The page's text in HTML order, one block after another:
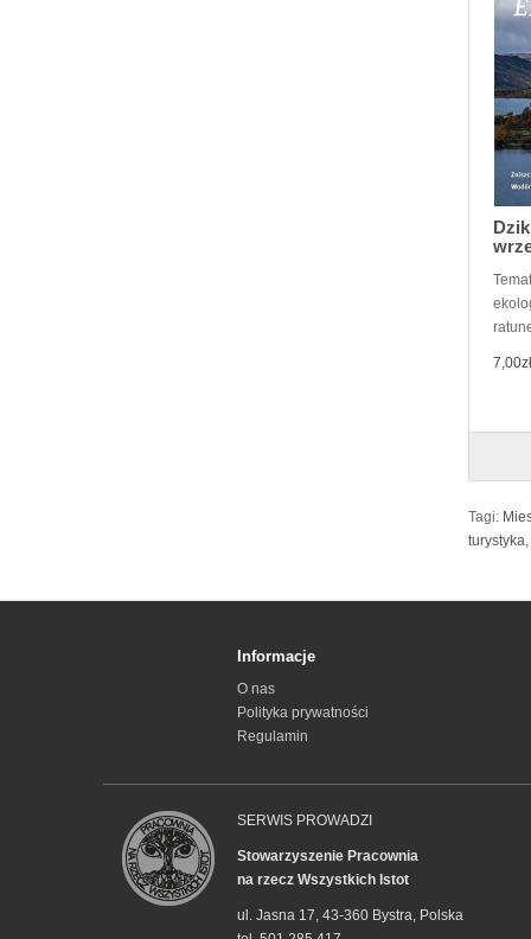
7,00zł
Tagi:
turystyka,
Informacje
O nas
Polityka prywatności
Regulamin
SERWIS PROWADZI
Stowarzyszenie Pracownia
na rzecz Wszystkich Istot
ul. Jasna 17, 43-360 Bystra, Polska